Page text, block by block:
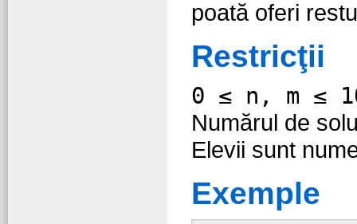
poată oferi
Restricţii
0 ≤ n, m ≤
Numărul de
Elevii sunt
Exemple